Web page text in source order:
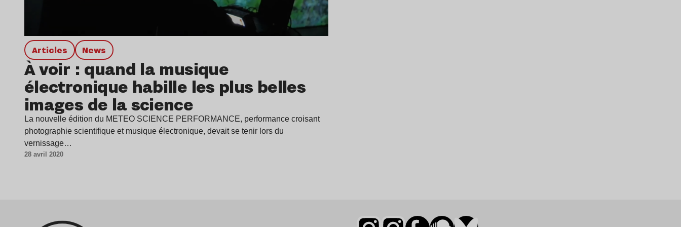
Articles news
À voir : quand la musique
électronique habille les plus belles
images de la science
La nouvelle édition du METEO SCIENCE PERFORMANCE, performance croisant
photographie scientifique et musique électronique, devait se tenir lors du
vernissage…
28 avril 2020